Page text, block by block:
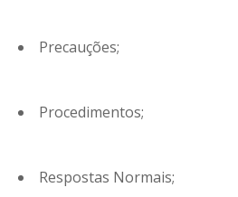
Precauções;
Procedimentos;
Respostas Normais;